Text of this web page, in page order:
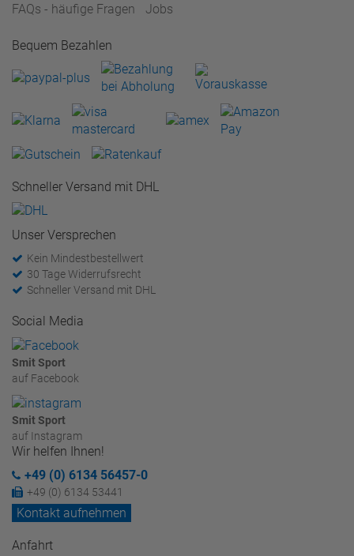
FAQs - häufige Fragen
Jobs
Bequem Bezahlen
Schneller Versand mit DHL
Unser Versprechen
Kein Mindestbestellwert
30 Tage Widerrufsrecht
Schneller Versand mit DHL
Social Media
Smit Sport
auf Facebook
Smit Sport
auf Instagram
Wir helfen Ihnen!
+49 (0) 6134 56457-0
+49 (0) 6134 53441
Kontakt aufnehmen
Anfahrt